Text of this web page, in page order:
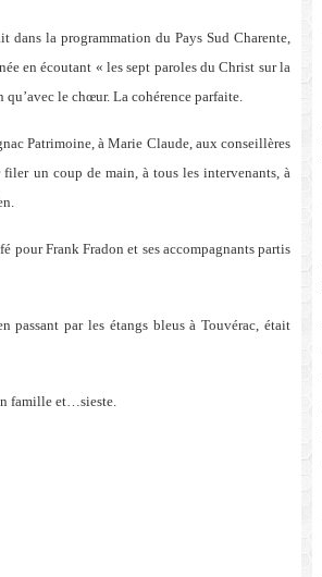
la programmation du Pays Sud Charente,
en écoutant « les sept paroles du Christ sur la
le chœur. La cohérence parfaite.
Patrimoine, à Marie Claude, aux conseillères
un coup de main, à tous les intervenants, à
pour Frank Fradon et ses accompagnants partis
passant par les étangs bleus à Touvérac, était
famille et…sieste.